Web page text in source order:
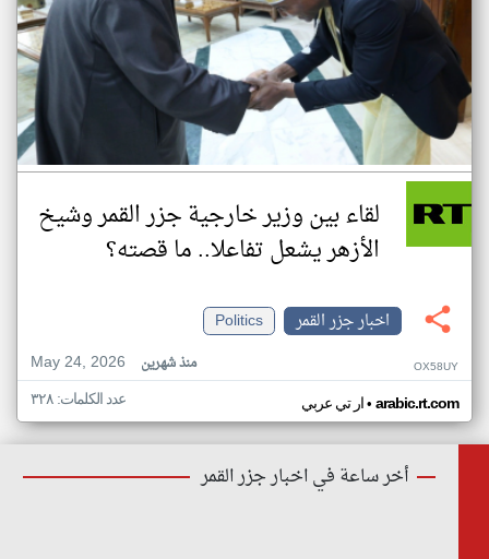
لقاء بين وزير خارجية جزر القمر وشيخ
الأزهر يشعل تفاعلا.. ما قصته؟
اخبار جزر القمر
Politics
May 24, 2026
منذ شهرين OX58UY
ار تي عربي• arabic.rt.com عدد الكلمات: ٣٢٨
أخر ساعة في اخبار جزر القمر